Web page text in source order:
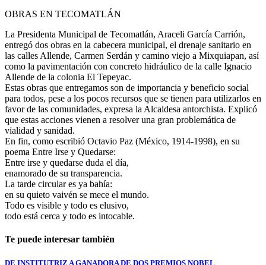
OBRAS EN TECOMATLÁN
La Presidenta Municipal de Tecomatlán, Araceli García Carrión,
entregó dos obras en la cabecera municipal, el drenaje sanitario en
las calles Allende, Carmen Serdán y camino viejo a Mixquiapan, así
como la pavimentación con concreto hidráulico de la calle Ignacio
Allende de la colonia El Tepeyac.
Estas obras que entregamos son de importancia y beneficio social
para todos, pese a los pocos recursos que se tienen para utilizarlos en
favor de las comunidades, expresa la Alcaldesa antorchista. Explicó
que estas acciones vienen a resolver una gran problemática de
vialidad y sanidad.
En fin, como escribió Octavio Paz (México, 1914-1998), en su
poema Entre Irse y Quedarse:
Entre irse y quedarse duda el día,
enamorado de su transparencia.
La tarde circular es ya bahía:
en su quieto vaivén se mece el mundo.
Todo es visible y todo es elusivo,
todo está cerca y todo es intocable.
Te puede interesar también
DE INSTITUTRIZ A GANADORA DE DOS PREMIOS NOBEL